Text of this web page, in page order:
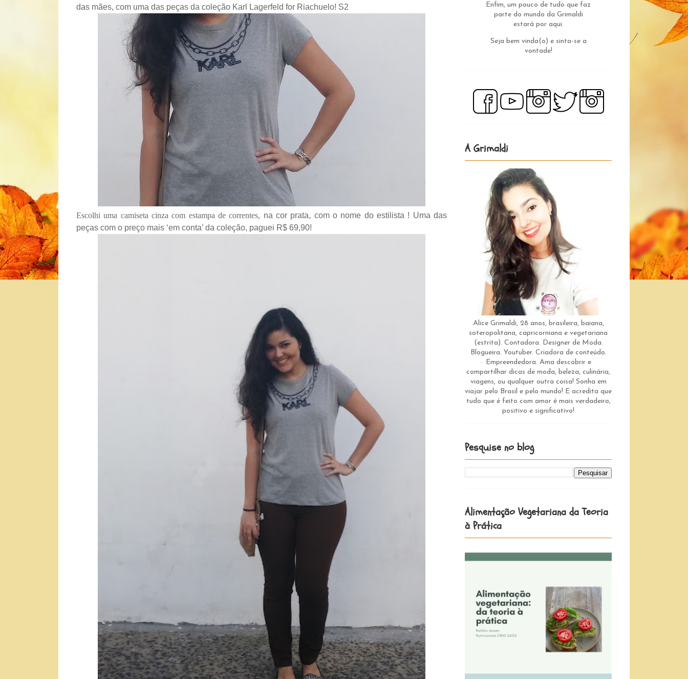
das mães, com uma das peças da coleção Karl Lagerfeld for Riachuelo! S2
Escolhi uma camiseta cinza com estampa de correntes, na cor prata, com o nome do estilista ! Uma das
peças com o preço mais ‘em conta’ da coleção, paguei R$ 69,90!
Enfim, um pouco de tudo que faz
parte do mundo da Grimaldi
estará por aqui.
Seja bem vinda(o) e sinta-se a
vontade!
A Grimaldi
Alice Grimaldi, 28 anos, brasileira, baiana,
soteropolitana, capricorniana e vegetariana
(estrita). Contadora. Designer de Moda.
Blogueira. Youtuber. Criadora de conteúdo.
Empreendedora. Ama descobrir e
compartilhar dicas de moda, beleza, culinária,
viagens, ou qualquer outra coisa! Sonha em
viajar pelo Brasil e pelo mundo! E acredita que
tudo que é feito com amor é mais verdadeiro,
positivo e significativo!
Pesquise no blog
Alimentação Vegetariana da Teoria
à Prática